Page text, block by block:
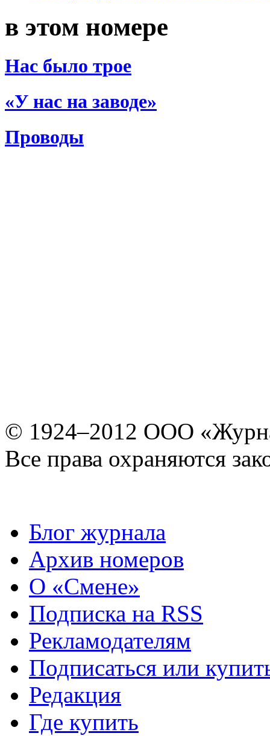
в этом номере
Нас было трое
«У нас на заводе»
Проводы
© 1924–2012 ООО
Все права охраняются
Блог журнала
Архив номеров
О «Смене»
Подписка на RSS
Рекламодателям
Подписаться или
Редакция
Где купить